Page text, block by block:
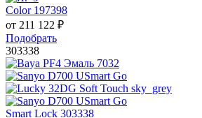
Color 197398
от 211 122 ₽
Подобрать
303338
Smart Lock 303338